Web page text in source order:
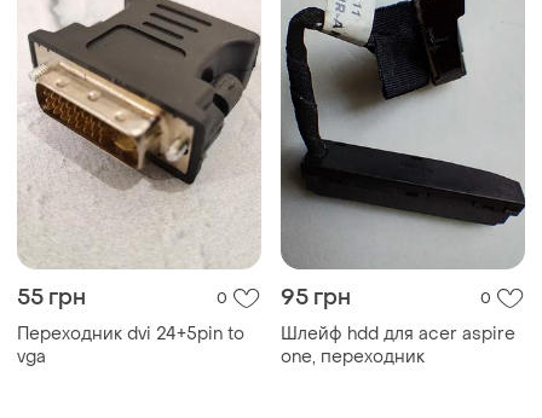
55 грн 0
Переходник dvi 24+5pin to
vga
95 грн 0
Шлейф hdd для acer aspire
one, переходник